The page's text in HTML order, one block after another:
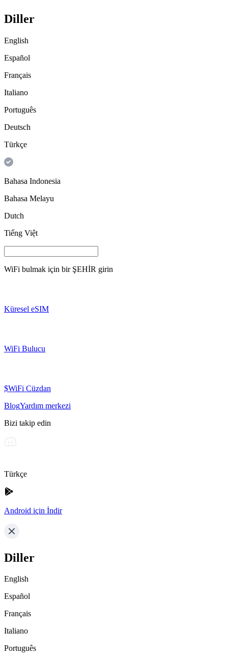
Diller
English
Español
Français
Italiano
Português
Deutsch
Türkçe
Bahasa Indonesia
Bahasa Melayu
Dutch
Tiếng Việt
WiFi bulmak için bir ŞEHİR girin
Küresel eSIM
WiFi Bulucu
$WiFi Cüzdan
BlogYardım merkezi
Bizi takip edin
Türkçe
Android için İndir
Diller
English
Español
Français
Italiano
Português